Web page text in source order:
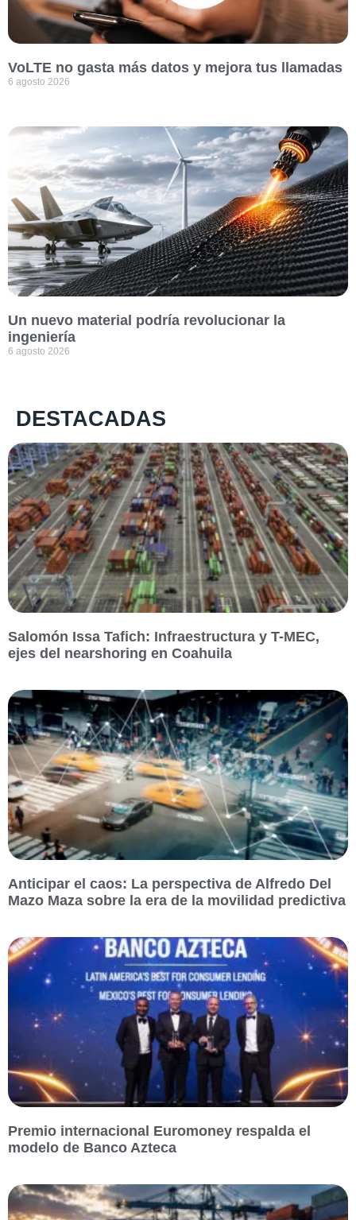
VoLTE no gasta más datos y mejora tus llamadas
6 agosto 2026
Un nuevo material podría revolucionar la
ingeniería
6 agosto 2026
DESTACADAS
Salomón Issa Tafich: Infraestructura y T-MEC,
ejes del nearshoring en Coahuila
Anticipar el caos: La perspectiva de Alfredo Del
Mazo Maza sobre la era de la movilidad predictiva
Premio internacional Euromoney respalda el
modelo de Banco Azteca